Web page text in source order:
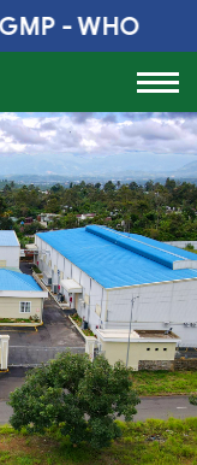
- WHO